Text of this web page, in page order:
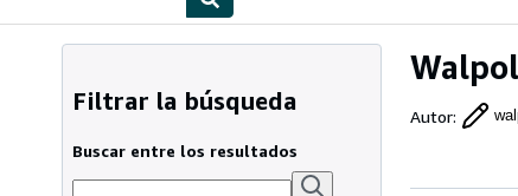
Autor:
Filtrar la búsqueda
Buscar entre los resultados